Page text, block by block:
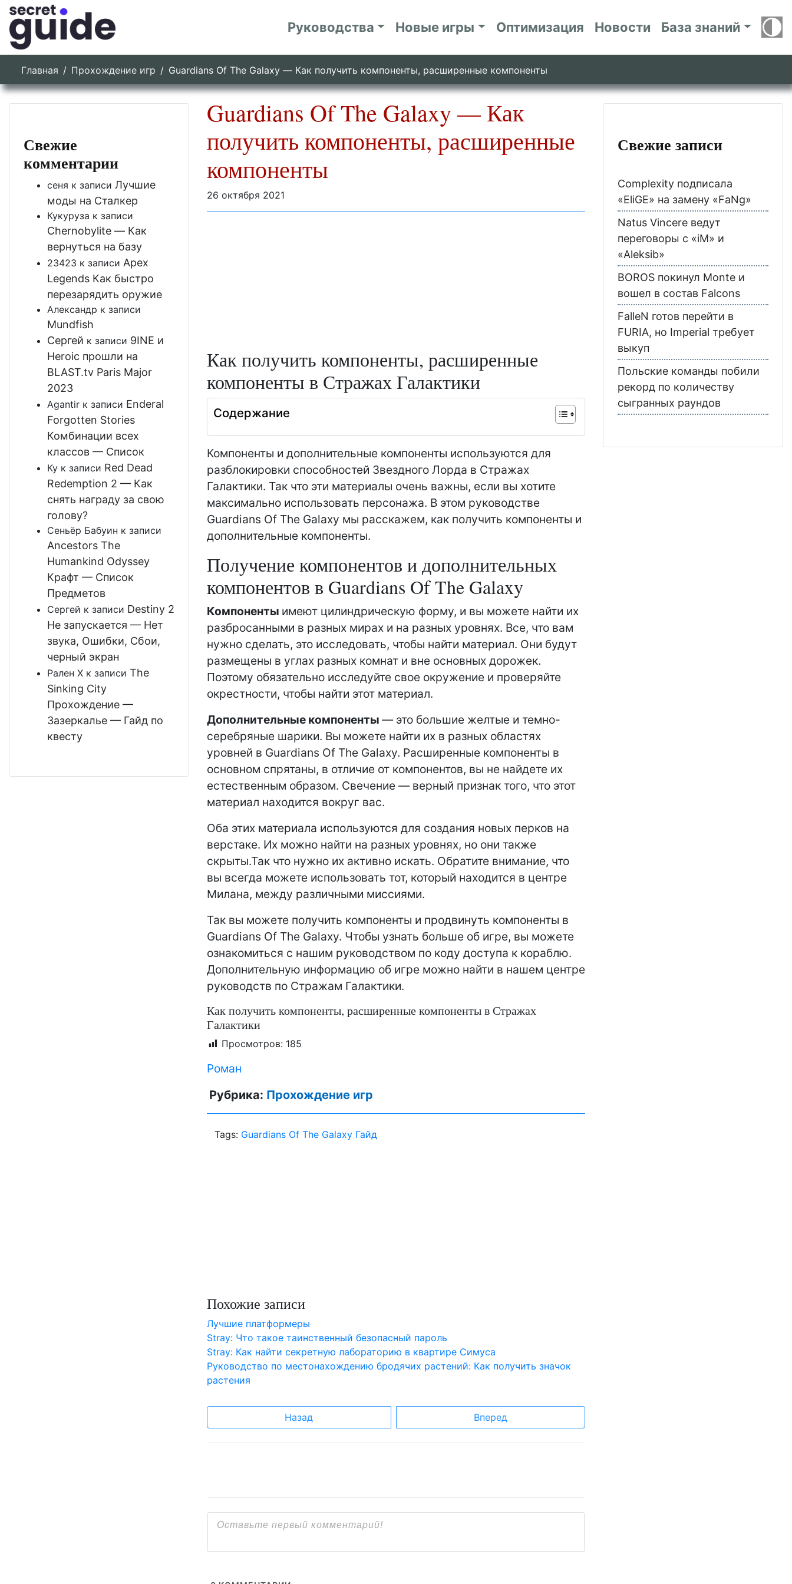
Руководства Новые игры Оптимизация Новости База знаний
Главная Прохождение игр Guardians Of The Galaxy — Как получить компоненты, расширенные компоненты
Guardians Of The Galaxy — Как
получить компоненты, расширенные
компоненты
26 октября 2021
Как получить компоненты, расширенные
компоненты в Стражах Галактики
Содержание
Компоненты и дополнительные компоненты используются для
разблокировки способностей Звездного Лорда в Стражах
Галактики. Так что эти материалы очень важны, если вы хотите
максимально использовать персонажа. В этом руководстве
Guardians Of The Galaxy мы расскажем, как получить компоненты и
дополнительные компоненты.
Получение компонентов и дополнительных
компонентов в Guardians Of The Galaxy
Компоненты имеют цилиндрическую форму, и вы можете найти их
разбросанными в разных мирах и на разных уровнях. Все, что вам
нужно сделать, это исследовать, чтобы найти материал. Они будут
размещены в углах разных комнат и вне основных дорожек.
Поэтому обязательно исследуйте свое окружение и проверяйте
окрестности, чтобы найти этот материал.
Дополнительные компоненты — это большие желтые и темно-
серебряные шарики. Вы можете найти их в разных областях
уровней в Guardians Of The Galaxy. Расширенные компоненты в
основном спрятаны, в отличие от компонентов, вы не найдете их
естественным образом. Свечение — верный признак того, что этот
материал находится вокруг вас.
Оба этих материала используются для создания новых перков на
верстаке. Их можно найти на разных уровнях, но они также
скрыты.Так что нужно их активно искать. Обратите внимание, что
вы всегда можете использовать тот, который находится в центре
Милана, между различными миссиями.
Так вы можете получить компоненты и продвинуть компоненты в
Guardians Of The Galaxy. Чтобы узнать больше об игре, вы можете
ознакомиться с нашим руководством по коду доступа к кораблю.
Дополнительную информацию об игре можно найти в нашем центре
руководств по Стражам Галактики.
Как получить компоненты, расширенные компоненты в Стражах
Галактики
Просмотров: 185
Роман
Рубрика: Прохождение игр
Tags: Guardians Of The Galaxy Гайд
Похожие записи
Лучшие платформеры
Stray: Что такое таинственный безопасный пароль
Stray: Как найти секретную лабораторию в квартире Симуса
Руководство по местонахождению бродячих растений: Как получить значок
растения
Назад Вперед
Свежие
комментарии
сеня к записи Лучшие
моды на Сталкер
Кукуруза к записи
Chernobylite — Как
вернуться на базу
23423 к записи Apex
Legends Как быстро
перезарядить оружие
Александр к записи
Mundfish
Сергей к записи 9INE и
Heroic прошли на
BLAST.tv Paris Major
2023
Agantir к записи Enderal
Forgotten Stories
Комбинации всех
классов — Список
Ку к записи Red Dead
Redemption 2 — Как
снять награду за свою
голову?
Сеньёр Бабуин к записи
Ancestors The
Humankind Odyssey
Крафт — Список
Предметов
Сергей к записи Destiny 2
Не запускается — Нет
звука, Ошибки, Сбои,
черный экран
Рален Х к записи The
Sinking City
Прохождение —
Зазеркалье — Гайд по
квесту
Свежие записи
Complexity подписала
«EliGE» на замену «FaNg»
Natus Vincere ведут
переговоры с «iM» и
«Aleksib»
BOROS покинул Monte и
вошел в состав Falcons
FalleN готов перейти в
FURIA, но Imperial требует
выкуп
Польские команды побили
рекорд по количеству
сыгранных раундов